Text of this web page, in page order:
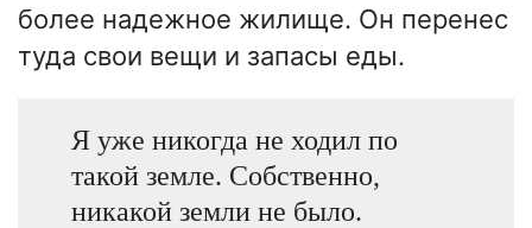
более надежное жилище. Он перенес
туда свои вещи и запасы еды.
Я уже никогда не ходил по
такой земле. Собственно,
никакой земли не было.